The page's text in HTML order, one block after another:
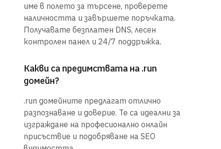
име в полето за търсене, проверете
наличността и завършете поръчката.
Получавате безплатен DNS, лесен
контролен панел и 24/7 поддръжка.
Какви са предимствата на .run
домейн?
.run домейните предлагат отлично
разпознаване и доверие. Те са идеални за
изграждане на професионално онлайн
присъствие и подобряване на SEO